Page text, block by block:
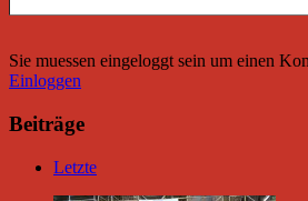
Sie muessen eingeloggt sein um einen
Einloggen
Beiträge
Letzte